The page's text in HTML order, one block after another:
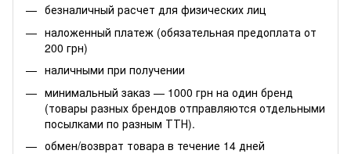
безналичный расчет для физических лиц
наложенный платеж (обязательная предоплата от
200 грн)
наличными при получении
минимальный заказ — 1000 грн на один бренд
(товары разных брендов отправляются отдельными
посылками по разным ТТН).
обмен/возврат товара в течение 14 дней